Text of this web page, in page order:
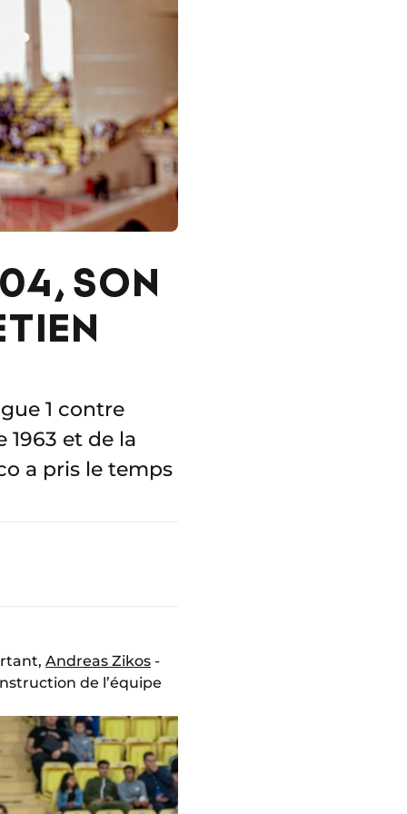
SON
1 contre
et de la
a pris le temps
Andreas Zikos -
de l’équipe